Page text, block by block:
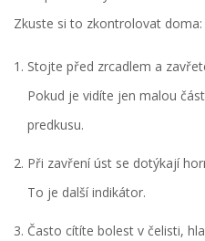
Zkuste si to zkontrolovat doma:
Stojte před zrcadlem a
Pokud je vidíte jen malou
predkusu.
Při zavření úst se dotýkají
To je další indikátor.
Často cítíte bolest v čelisti,